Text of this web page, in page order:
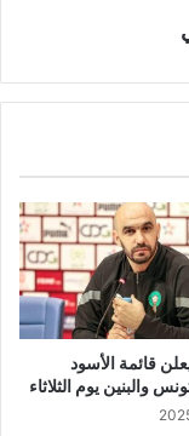
قائمة الأسود
والبنين يوم الثلاثاء